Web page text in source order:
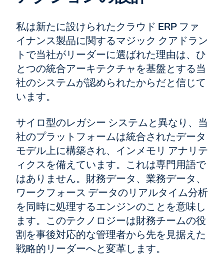
私は新たに設けられたクラウド ERP ファ
イナンス製品に関するマジック クアドラン
トで当社がリーダーに選ばれた理由は、ひ
とつの統合アーキテクチャを基盤とする当
社のシステムが認められたからだと信じて
います。
サイロ型のレガシー システムと異なり、当
社のプラットフォームは統合されたデータ
モデル上に構築され、インメモリ アナリテ
ィクスを備えています。これは専門用語で
はありません。財務データ、業務データ、
ワークフォース データのリアルタイム分析
を同時に処理するエンジンのことを意味し
ます。このテクノロジーは財務チームの役
割を事後対応的な管理者から先を見据えた
戦略的リーダーへと変革します。